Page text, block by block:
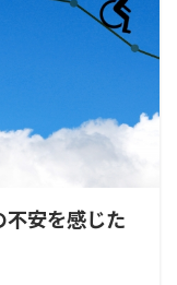
不安を感じた